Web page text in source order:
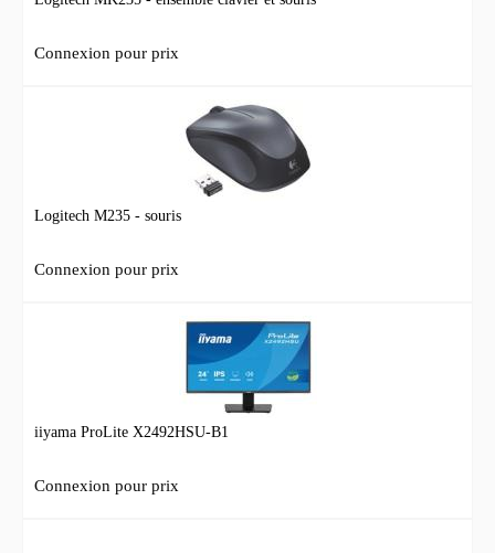
Connexion pour prix
Logitech M235 - souris
Connexion pour prix
iiyama ProLite X2492HSU-B1
Connexion pour prix